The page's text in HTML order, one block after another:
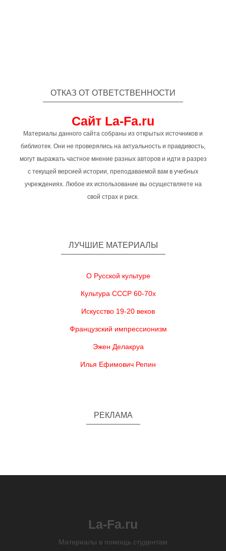
ОТКАЗ ОТ ОТВЕТСТВЕННОСТИ
Сайт La-Fa.ru
Материалы данного сайта собраны из открытых источников и
библиотек. Они не проверялись на актуальность и правдивость,
могут выражать частное мнение разных авторов и идти в разрез
с текущей версией истории, преподаваемой вам в учебных
учреждениях. Любое их использование вы осуществляете на
свой страх и риск.
ЛУЧШИЕ МАТЕРИАЛЫ
О Русской культуре
Культура СССР 60-70х
Искусство 19-20 веков
Французский импрессионизм
Эжен Делакруа
Илья Ефимович Репин
РЕКЛАМА
La-Fa.ru
Материалы в помощь студентам